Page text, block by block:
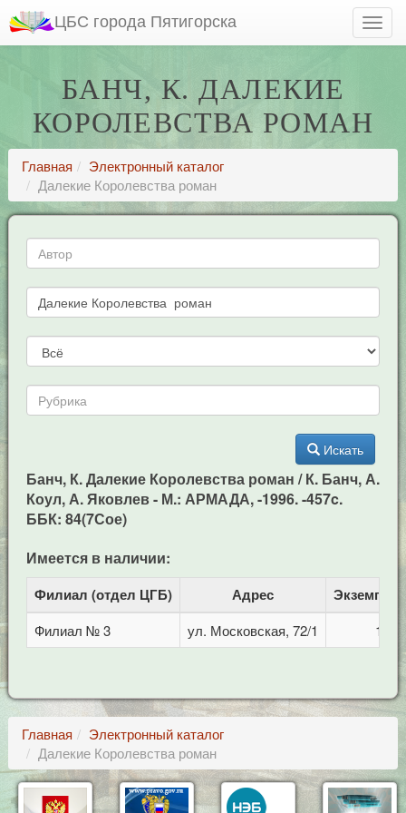
ЦБС города Пятигорска
БАНЧ, К. ДАЛЕКИЕ
КОРОЛЕВСТВА РОМАН
Главная
Электронный каталог
Далекие Королевства роман
Искать
Банч, К. Далекие Королевства роман / К. Банч, А.
Коул, А. Яковлев - М.: АРМАДА, -1996. -457c.
ББК: 84(7Сое)
Имеется в наличии:
Филиал (отдел ЦГБ) Адрес
Филиал № 3 ул. Московская, 72/1 1
Главная
Электронный каталог
Далекие Королевства роман